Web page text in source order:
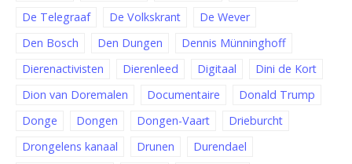
De Telegraaf
De Volkskrant
De Wever
Den Bosch
Den Dungen
Dennis Münninghoff
Dierenactivisten
Dierenleed Digitaal
Dini de Kort
Dion van Doremalen
Documentaire
Donald Trump
Donge
Dongen Dongen-Vaart
Drieburcht
Drongelens kanaal
Drunen
Durendael